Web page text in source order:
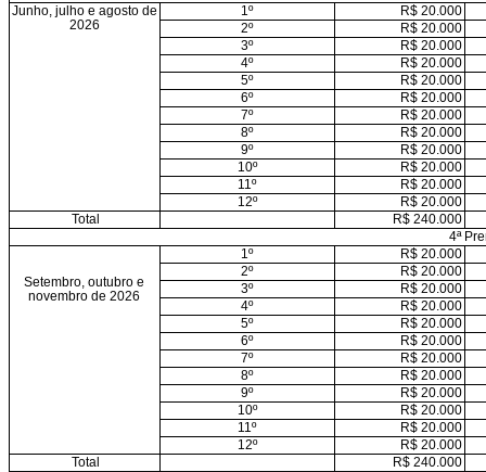
Junho, julho e agosto de
2026
1º
R$ 20.000
2º
R$ 20.000
3º
R$ 20.000
4º
R$ 20.000
5º
R$ 20.000
6º
R$ 20.000
7º
R$ 20.000
8º
R$ 20.000
9º
R$ 20.000
10º
R$ 20.000
11º
R$ 20.000
12º
R$ 20.000
Total
R$ 240.000
4ª
Setembro, outubro e
novembro de 2026
1º
R$ 20.000
2º
R$ 20.000
3º
R$ 20.000
4º
R$ 20.000
5º
R$ 20.000
6º
R$ 20.000
7º
R$ 20.000
8º
R$ 20.000
9º
R$ 20.000
10º
R$ 20.000
11º
R$ 20.000
12º
R$ 20.000
Total
R$ 240.000